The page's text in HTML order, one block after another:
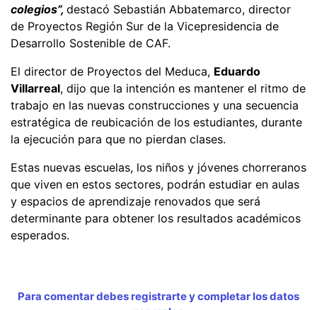
colegios”, destacó Sebastián Abbatemarco, director
de Proyectos Región Sur de la Vicepresidencia de
Desarrollo Sostenible de CAF.
El director de Proyectos del Meduca, Eduardo
Villarreal, dijo que la intención es mantener el ritmo de
trabajo en las nuevas construcciones y una secuencia
estratégica de reubicación de los estudiantes, durante
la ejecución para que no pierdan clases.
Estas nuevas escuelas, los niños y jóvenes chorreranos
que viven en estos sectores, podrán estudiar en aulas
y espacios de aprendizaje renovados que será
determinante para obtener los resultados académicos
esperados.
Para comentar debes registrarte y completar los datos